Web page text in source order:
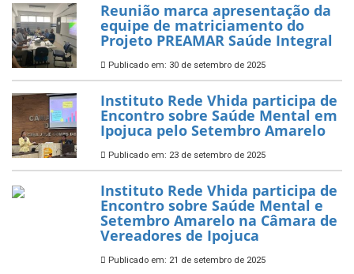
Reunião marca apresentação da
equipe de matriciamento do
Projeto PREAMAR Saúde Integral
Publicado em: 30 de setembro de 2025
Instituto Rede Vhida participa de
Encontro sobre Saúde Mental em
Ipojuca pelo Setembro Amarelo
Publicado em: 23 de setembro de 2025
Instituto Rede Vhida participa de
Encontro sobre Saúde Mental e
Setembro Amarelo na Câmara de
Vereadores de Ipojuca
Publicado em: 21 de setembro de 2025